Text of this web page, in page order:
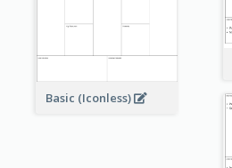
Basic (Iconless)